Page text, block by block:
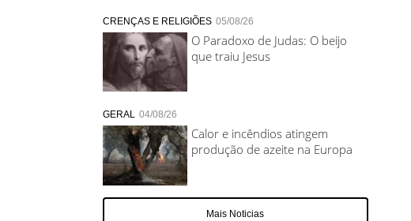
CRENÇAS E RELIGIÕES 05/08/26
O Paradoxo de Judas: O beijo
que traiu Jesus
GERAL 04/08/26
Calor e incêndios atingem
produção de azeite na Europa
Mais Noticias